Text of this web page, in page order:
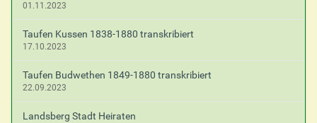
01.11.2023
Taufen Kussen 1838-1880 transkribiert
17.10.2023
Taufen Budwethen 1849-1880 transkribiert
22.09.2023
Landsberg Stadt Heiraten